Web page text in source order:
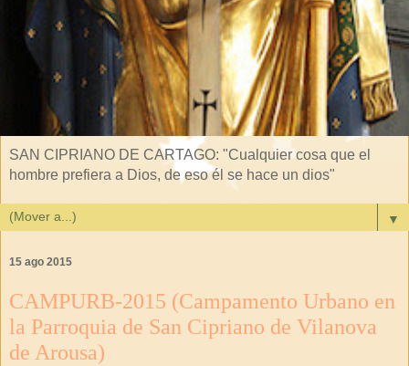
SAN CIPRIANO DE CARTAGO: "Cualquier cosa que el
hombre prefiera a Dios, de eso él se hace un dios"
▼
15 ago 2015
CAMPURB-2015 (Campamento Urbano en
la Parroquia de San Cipriano de Vilanova
de Arousa)